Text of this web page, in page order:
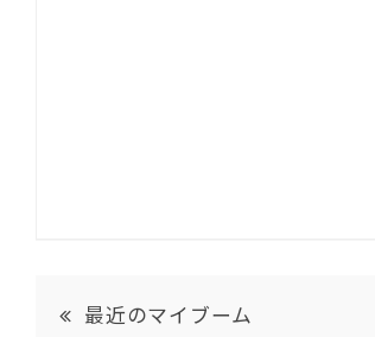
最近のマイブーム